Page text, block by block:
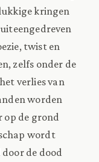
kringen
twist en
zelfs onder de
verlies van
worden
op de grond
wordt
de dood